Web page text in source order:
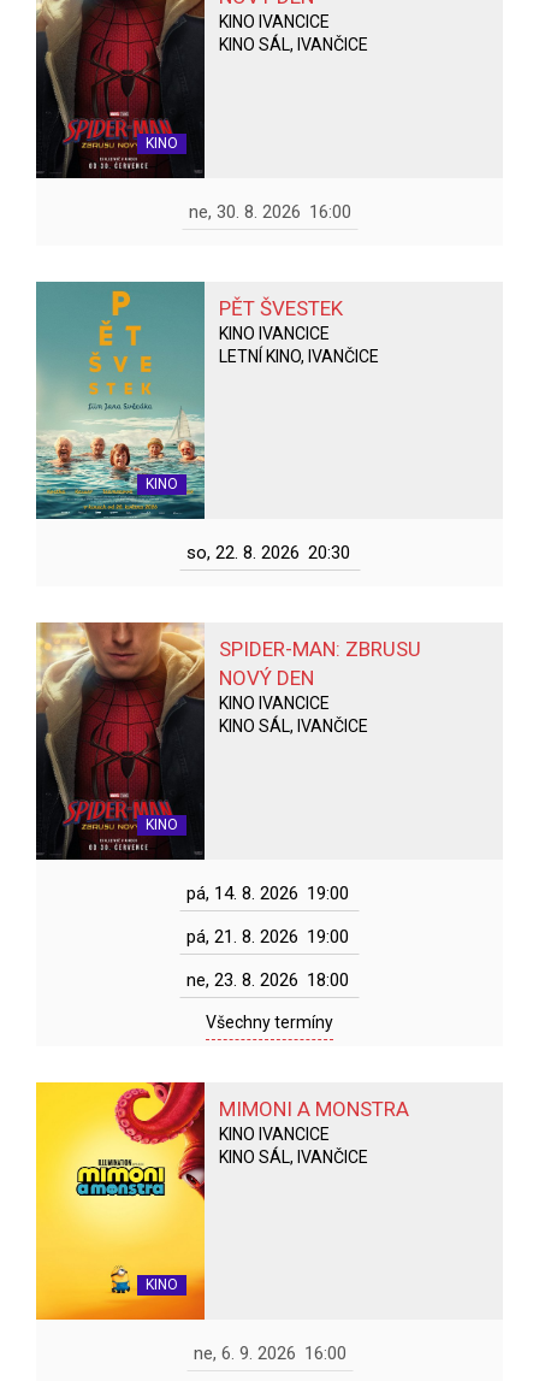
KINO
KINO IVANCICE
KINO SÁL, IVANČICE
ne, 30. 8. 2026 16:00
KINO
PĚT ŠVESTEK
KINO IVANCICE
LETNÍ KINO, IVANČICE
so, 22. 8. 2026 20:30
KINO
SPIDER-MAN: ZBRUSU
NOVÝ DEN
KINO IVANCICE
KINO SÁL, IVANČICE
pá, 14. 8. 2026 19:00
pá, 21. 8. 2026 19:00
ne, 23. 8. 2026 18:00
Všechny termíny
KINO
MIMONI A MONSTRA
KINO IVANCICE
KINO SÁL, IVANČICE
ne, 6. 9. 2026 16:00